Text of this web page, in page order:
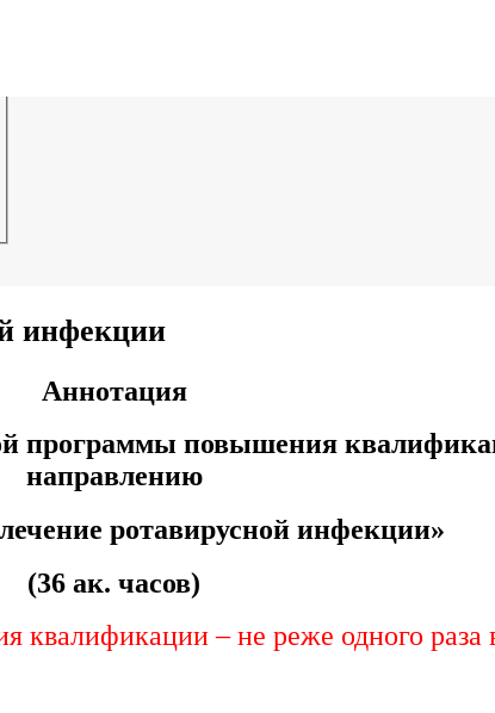
инфекции
Аннотация
программы повышения
направлению
ротавирусной инфекции»
(36 ак. часов)
– не реже одного раза